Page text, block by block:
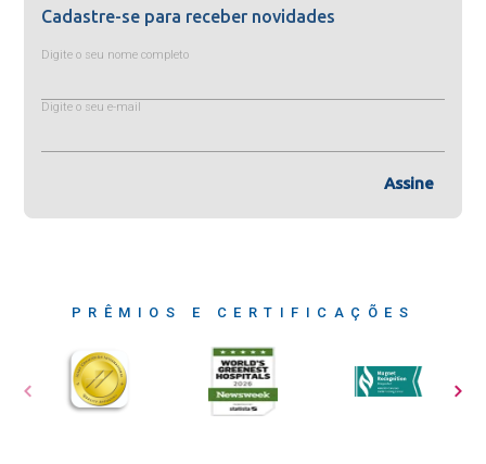
Cadastre-se para receber novidades
Digite o seu nome completo
Digite o seu e-mail
Assine
PRÊMIOS E CERTIFICAÇÕES